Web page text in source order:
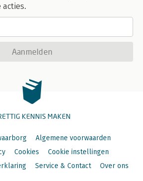
acties.
Aanmelden
KENNIS MAKEN
Algemene voorwaarden
Cookies
Cookie instellingen
Service & Contact Over ons